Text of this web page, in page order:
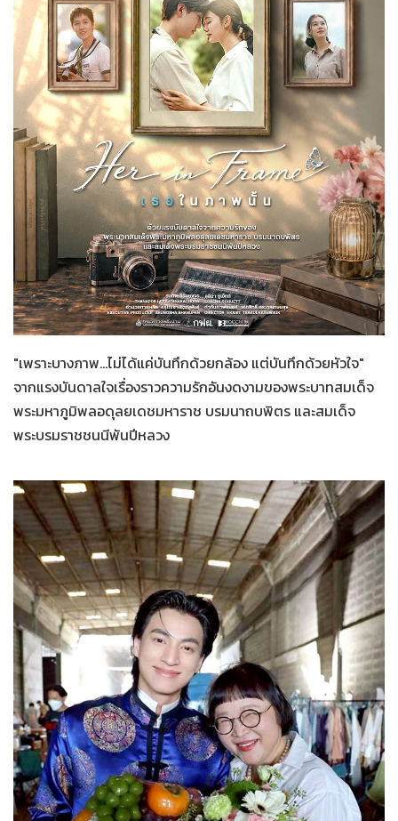
12-07-2569 Her in Frame
"เพราะบางภาพ...ไม่ได้แค่บันทึกด้วยกล้อง แต่บันทึกด้วยหัวใจ"
จากแรงบันดาลใจเรื่องราวความรักอันงดงามของพระบาทสมเด็จ
พระมหาภูมิพลอดุลยเดชมหาราช บรมนาถบพิตร และสมเด็จ
พระบรมราชชนนีพันปีหลวง